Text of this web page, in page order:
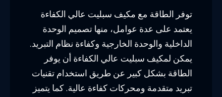
توفر الطاقة مع مكيف سبليت عالي الكفاءة
يعتمد على عدة عوامل، منها تصميم الوحدة
الداخلية والوحدة الخارجية وكفاءة نظام التبريد.
يمكن لمكيف سبليت عالي الكفاءة أن يوفر
الطاقة بشكل كبير عن طريق استخدام تقنيات
تبريد متقدمة ومحركات كفاءة عالية. كما يتميز